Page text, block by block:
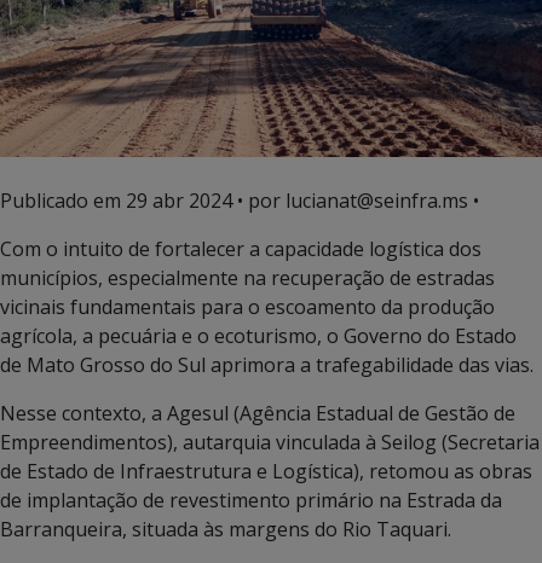
Publicado em 29 abr 2024• por lucianat@seinfra.ms •
Com o intuito de fortalecer a capacidade logística dos
municípios, especialmente na recuperação de estradas
vicinais fundamentais para o escoamento da produção
agrícola, a pecuária e o ecoturismo, o Governo do Estado
de Mato Grosso do Sul aprimora a trafegabilidade das vias.
Nesse contexto, a Agesul (Agência Estadual de Gestão de
Empreendimentos), autarquia vinculada à Seilog (Secretaria
de Estado de Infraestrutura e Logística), retomou as obras
de implantação de revestimento primário na Estrada da
Barranqueira, situada às margens do Rio Taquari.